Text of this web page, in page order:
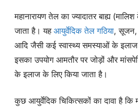
महानारायण तेल का ज्यादातर बाह्य
जाता है। यह आयुर्वेदिक तेलगठिया, सूजन,
आदि जैसी कई स्वास्थ्य समस्याओं के
इसका उपयोग आमतौर पर जोड़ों और
के इलाज के लिए किया जाता है।
कुछ आयुर्वेदिक चिकित्सकों का दावा है कि